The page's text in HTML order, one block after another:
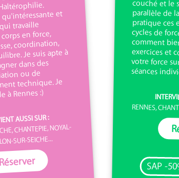
et
travaille
en force,
coordination,
Je suis apte à
dans des
ou de
technique. Je
à Rennes :)
AUSSI SUR :
CHANTEPIE, NOYAL-
SUR-SEICHE...
Réserver
séances
RENNES,
SAP -